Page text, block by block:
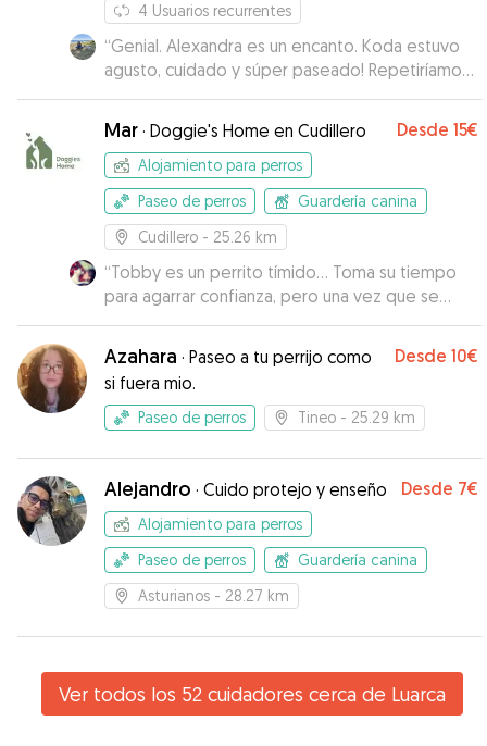
4 Usuarios recurrentes
“Genial. Alexandra es un encanto. Koda estuvo
agusto, cuidado y súper paseado! Repetiríamos
sin dudarlo. Gracias por todo Alexandra. Nos
envió un montón de fotos y videos.
Mar · Doggie's Home en Cudillero Desde 15€
Alojamiento para perros
Paseo de perros
Guardería canina
Cudillero - 25.26 km
“Tobby es un perrito tímido... Toma su tiempo
para agarrar confianza, pero una vez que se
acostumbra, es súper cariñoso y pendiente de
ti. Además es bien educado y tiene unos
dueños que son muy amables.”
Azahara · Paseo a tu perrijo como
si fuera mio.
Desde 10€
Paseo de perros Tineo - 25.29 km
Alejandro · Cuido protejo y enseño Desde 7€
Alojamiento para perros
Paseo de perros
Guardería canina
Asturianos - 28.27 km
Ver todos los 52 cuidadores cerca de Luarca